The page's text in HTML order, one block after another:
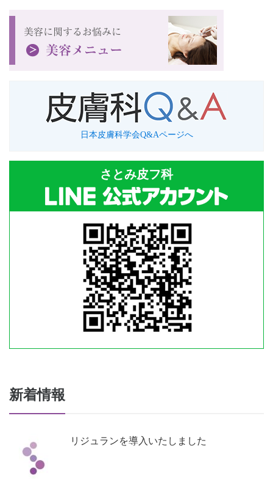
日本皮膚科学会Q&Aページへ
さとみ皮フ科
新着情報
リジュランを導入いたしました